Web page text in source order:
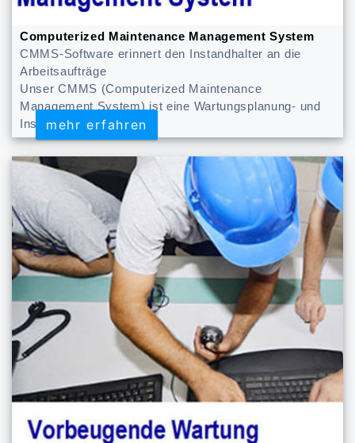
Computerized Maintenance Management System
CMMS-Software erinnert den Instandhalter an die
Arbeitsaufträge
Unser CMMS (Computerized Maintenance
Management System) ist eine Wartungsplanung- und
Instandhaltungssoftware
mehr erfahren
mehr erfahren